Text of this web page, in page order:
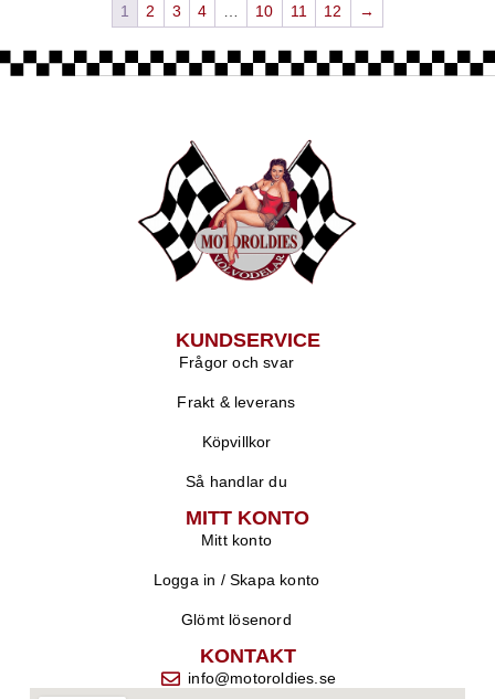
1 2 3 4 10 11 12 →
KUNDSERVICE
Frågor och svar
Frakt & leverans
Köpvillkor
Så handlar du
MITT KONTO
Mitt konto
Logga in / Skapa konto
Glömt lösenord
KONTAKT
info@motoroldies.se